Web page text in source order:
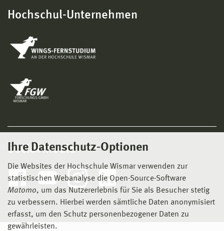
Ihre Datenschutz-Optionen
Die Websites der Hochschule Wismar verwenden zur
statistischen Webanalyse die Open-Source-Software
Matomo, um das Nutzererlebnis für Sie als Besucher stetig
zu verbessern. Hierbei werden sämtliche Daten anonymisiert
erfasst, um den Schutz personenbezogener Daten zu
gewährleisten.
Hochschul-Unternehmen
Social Media